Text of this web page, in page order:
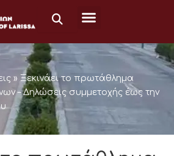
» Ξεκινάει το πρωτάθλημα
– Δηλώσεις συμμετοχής έως την